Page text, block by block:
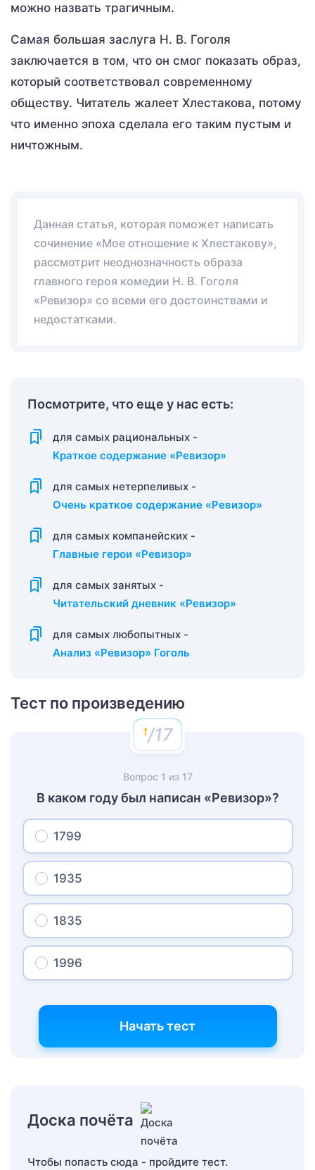
можно назвать трагичным.
Самая большая заслуга Н. В. Гоголя
заключается в том, что он смог показать образ,
который соответствовал современному
обществу. Читатель жалеет Хлестакова, потому
что именно эпоха сделала его таким пустым и
ничтожным.
Данная статья, которая поможет написать
сочинение «Мое отношение к Хлестакову»,
рассмотрит неоднозначность образа
главного героя комедии Н. В. Гоголя
«Ревизор» со всеми его достоинствами и
недостатками.
Посмотрите, что еще у нас есть:
для самых рациональных -
Краткое содержание «Ревизор»
для самых нетерпеливых -
Очень краткое содержание «Ревизор»
для самых компанейских -
Главные герои «Ревизор»
для самых занятых -
Читательский дневник «Ревизор»
для самых любопытных -
Анализ «Ревизор» Гоголь
Тест по произведению
/17
Вопрос 1 из 17
В каком году был написан «Ревизор»?
1799
1935
1835
1996
Начать тест
Доска почёта
Чтобы попасть сюда - пройдите тест.